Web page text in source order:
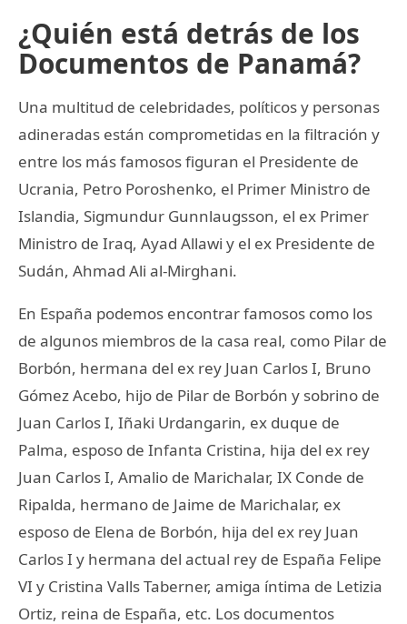
¿Quién está detrás de los
Documentos de Panamá?
Una multitud de celebridades, políticos y personas
adineradas están comprometidas en la filtración y
entre los más famosos figuran el Presidente de
Ucrania, Petro Poroshenko, el Primer Ministro de
Islandia, Sigmundur Gunnlaugsson, el ex Primer
Ministro de Iraq, Ayad Allawi y el ex Presidente de
Sudán, Ahmad Ali al-Mirghani.
En España podemos encontrar famosos como los
de algunos miembros de la casa real, como Pilar de
Borbón, hermana del ex rey Juan Carlos I, Bruno
Gómez Acebo, hijo de Pilar de Borbón y sobrino de
Juan Carlos I, Iñaki Urdangarin, ex duque de
Palma, esposo de Infanta Cristina, hija del ex rey
Juan Carlos I, Amalio de Marichalar, IX Conde de
Ripalda, hermano de Jaime de Marichalar, ex
esposo de Elena de Borbón, hija del ex rey Juan
Carlos I y hermana del actual rey de España Felipe
VI y Cristina Valls Taberner, amiga íntima de Letizia
Ortiz, reina de España, etc. Los documentos